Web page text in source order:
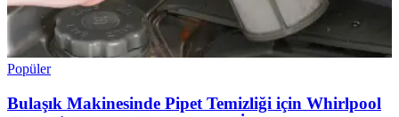
Popüler
Bulaşık Makinesinde Pipet Temizliği için Whirlpool